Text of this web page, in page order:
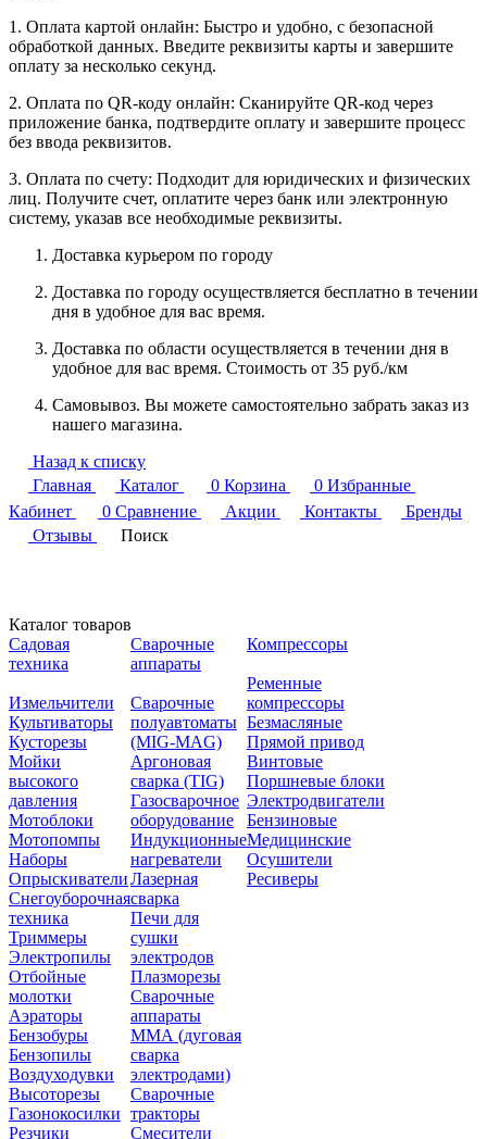
1. Оплата картой онлайн: Быстро и удобно, с безопасной
обработкой данных. Введите реквизиты карты и завершите
оплату за несколько секунд.
2. Оплата по QR-коду онлайн: Сканируйте QR-код через
приложение банка, подтвердите оплату и завершите процесс
без ввода реквизитов.
3. Оплата по счету: Подходит для юридических и физических
лиц. Получите счет, оплатите через банк или электронную
систему, указав все необходимые реквизиты.
Доставка курьером по городу
Доставка по городу осуществляется бесплатно в течении
дня в удобное для вас время.
Доставка по области осуществляется в течении дня в
удобное для вас время. Стоимость от 35 руб./км
Самовывоз. Вы можете самостоятельно забрать заказ из
нашего магазина.
Назад к списку
Главная
Каталог 0 Корзина 0 Избранные
Кабинет
0 Сравнение Акции Контакты
Бренды
Отзывы
Поиск
Каталог товаров
Садовая
техника
Измельчители
Культиваторы
Кусторезы
Мойки
высокого
давления
Мотоблоки
Мотопомпы
Наборы
Опрыскиватели
Снегоуборочная
техника
Триммеры
Электропилы
Отбойные
молотки
Аэраторы
Бензобуры
Бензопилы
Воздуходувки
Высоторезы
Газонокосилки
Резчики
Сварочные
аппараты
Сварочные
полуавтоматы
(MIG-MAG)
Аргоновая
сварка (TIG)
Газосварочное
оборудование
Индукционные
нагреватели
Лазерная
сварка
Печи для
сушки
электродов
Плазморезы
Сварочные
аппараты
ММА (дуговая
сварка
электродами)
Сварочные
тракторы
Смесители
Компрессоры
Ременные
компрессоры
Безмасляные
Прямой привод
Винтовые
Поршневые блоки
Электродвигатели
Бензиновые
Медицинские
Осушители
Ресиверы